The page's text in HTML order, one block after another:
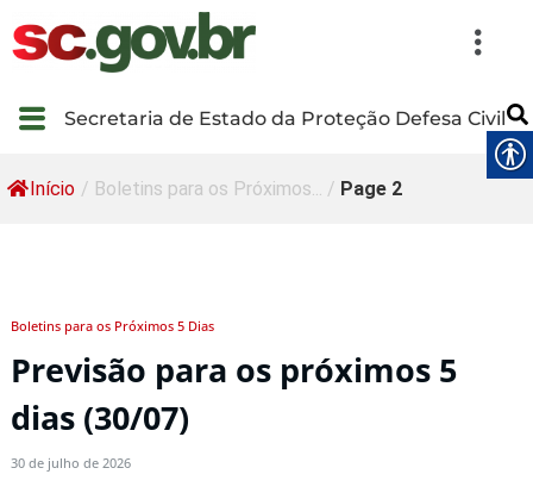
Secretaria de Estado da Proteção Defesa Civil
Início / Boletins para os Próximos... / Page 2
Boletins para os Próximos 5 Dias
Previsão para os próximos 5
dias (30/07)
30 de julho de 2026